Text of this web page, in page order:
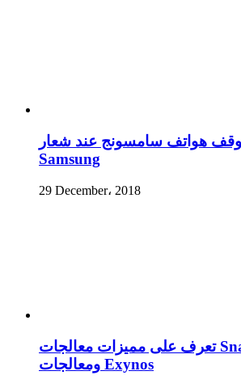
هواتف سامسونج عند شعار
Samsung
29 December، 2018
تعرف على مميزات معالجات Snapdragon –
ومعالجات Exynos